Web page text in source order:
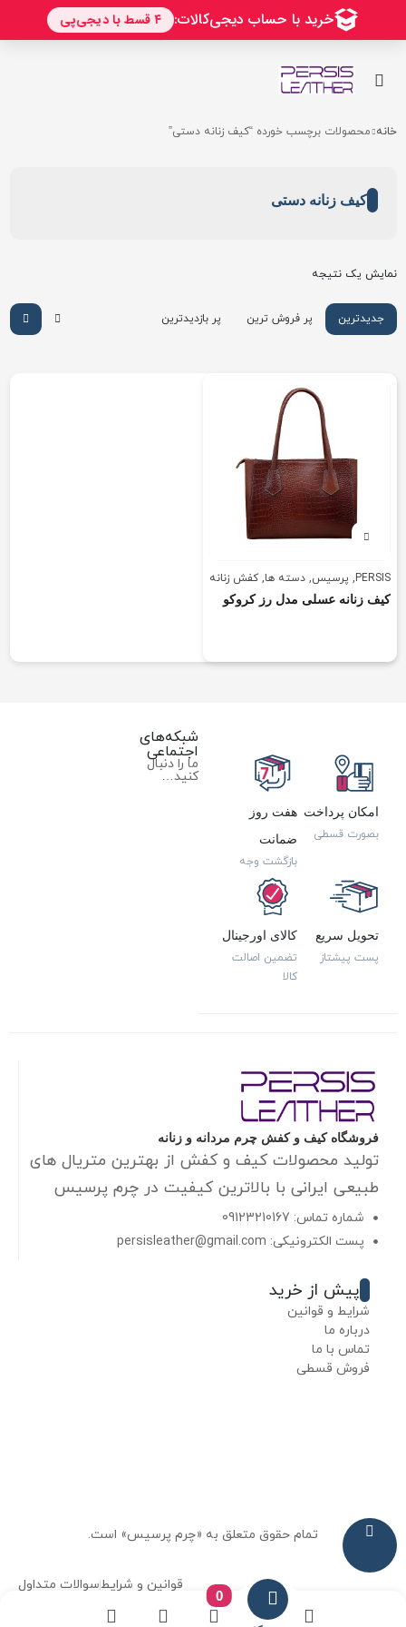
خانه محصولات برچسب خورده “کیف زنانه دستی”
کیف زنانه دستی
نمایش یک نتیجه
پر فروش ترین پر بازدیدترین جدیدترین گرانترین
PERSIS
, پرسیس,دسته ها,کفش زنانه
کیف زنانه عسلی مدل رز کروکو
امکان پرداخت
بصورت قسطی
هفت روز
ضمانت
بازگشت وجه
تحویل سریع
پست پیشتاز
کالای اورجینال
تضمین اصالت
کالا
شبکه‌های
اجتماعی
ما را دنبال
کنید…
فروشگاه کیف و کفش چرم مردانه و زنانه
تولید محصولات کیف و کفش از بهترین متریال های
طبیعی ایرانی با بالاترین کیفیت در چرم پرسیس
شماره تماس: 09123210167
پست الکترونیکی: persisleather@gmail.com
پیش از خرید
شرایط و قوانین
درباره ما
تماس با ما
فروش قسطی
تمام حقوق متعلق به «چرم پرسیس» است.
قوانین و شرایطسوالات متداول
0